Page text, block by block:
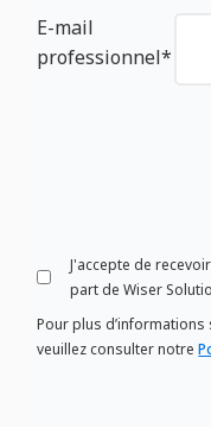
E-mail
professionnel*
J'accepte de
part de Wiser
Pour plus
veuillez consulter notre